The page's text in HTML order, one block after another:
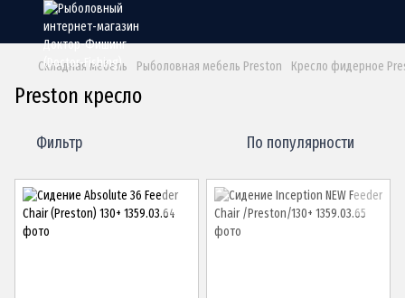
Складная мебель Рыболовная мебель Preston Кресло фидерное
Preston кресло
Фильтр По популярности